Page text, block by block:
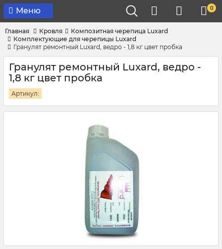
Меню 0
Главная Кровля
Композитная черепица Luxard
Комплектующие для черепицы Luxard
Гранулят ремонтный Luxard, ведро - 1,8 кг цвет пробка
Гранулят ремонтный Luxard, ведро -
1,8 кг цвет пробка
Артикул: